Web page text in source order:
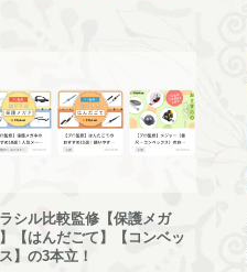
シル比較監修【保護メガ
【はんだごて】【コンベッ
】の3本立！